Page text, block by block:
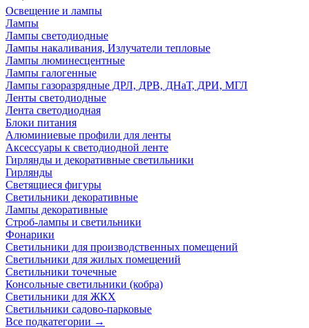
Освещение и лампы
Лампы
Лампы светодиодные
Лампы накаливания, Излучатели тепловые
Лампы люминесцентные
Лампы галогенные
Лампы газоразрядные ДРЛ, ДРВ, ДНаТ, ДРИ, МГЛ
Ленты светодиодные
Лента светодиодная
Блоки питания
Алюминиевые профили для ленты
Аксессуары к светодиодной ленте
Гирлянды и декоративные светильники
Гирлянды
Светящиеся фигуры
Светильники декоративные
Лампы декоративные
Строб-лампы и светильники
Фонарики
Светильники для производственных помещений
Светильники для жилых помещений
Светильники точечные
Консольные светильники (кобра)
Светильники для ЖКХ
Светильники садово-парковые
Все подкатегории →